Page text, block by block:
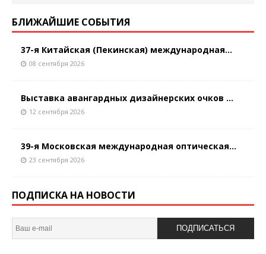
БЛИЖАЙШИЕ СОБЫТИЯ
37-я Китайская (Пекинская) международная...
08 сентября 2026
Выставка авангардных дизайнерских очков ...
12 сентября 2026
39-я Московская международная оптическая...
23 сентября 2026
ПОДПИСКА НА НОВОСТИ
ПОДПИСАТЬСЯ